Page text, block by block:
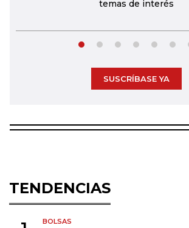
temas de interés
SUSCRÍBASE YA
TENDENCIAS
BOLSAS